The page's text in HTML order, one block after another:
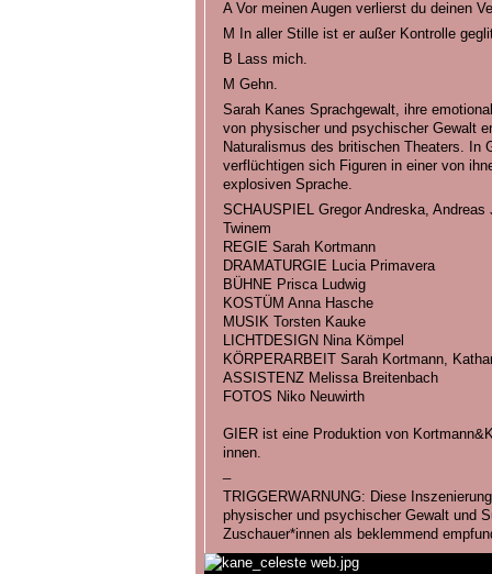
A Vor meinen Augen verlierst du deinen
M In aller Stille ist er außer Kontrolle
B Lass mich.
M Gehn.
Sarah Kanes Sprachgewalt, ihre
von physischer und psychischer Gewalt
Naturalismus des britischen Theaters. In
verflüchtigen sich Figuren in einer von
explosiven Sprache.
SCHAUSPIEL Gregor Andreska,
Twinem
REGIE Sarah Kortmann
DRAMATURGIE Lucia Primavera
BÜHNE Prisca Ludwig
KOSTÜM Anna Hasche
MUSIK Torsten Kauke
LICHTDESIGN Nina Kömpel
KÖRPERARBEIT Sarah Kortmann,
ASSISTENZ Melissa Breitenbach
FOTOS Niko Neuwirth
GIER ist eine Produktion von
innen.
TRIGGERWARNUNG: Diese
physischer und psychischer Gewalt und
Zuschauer*innen als beklemmend